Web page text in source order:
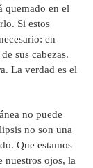
quemado en el
Si estos
en
sus cabezas.
La verdad es el
no puede
no son una
Que estamos
nuestros ojos, la